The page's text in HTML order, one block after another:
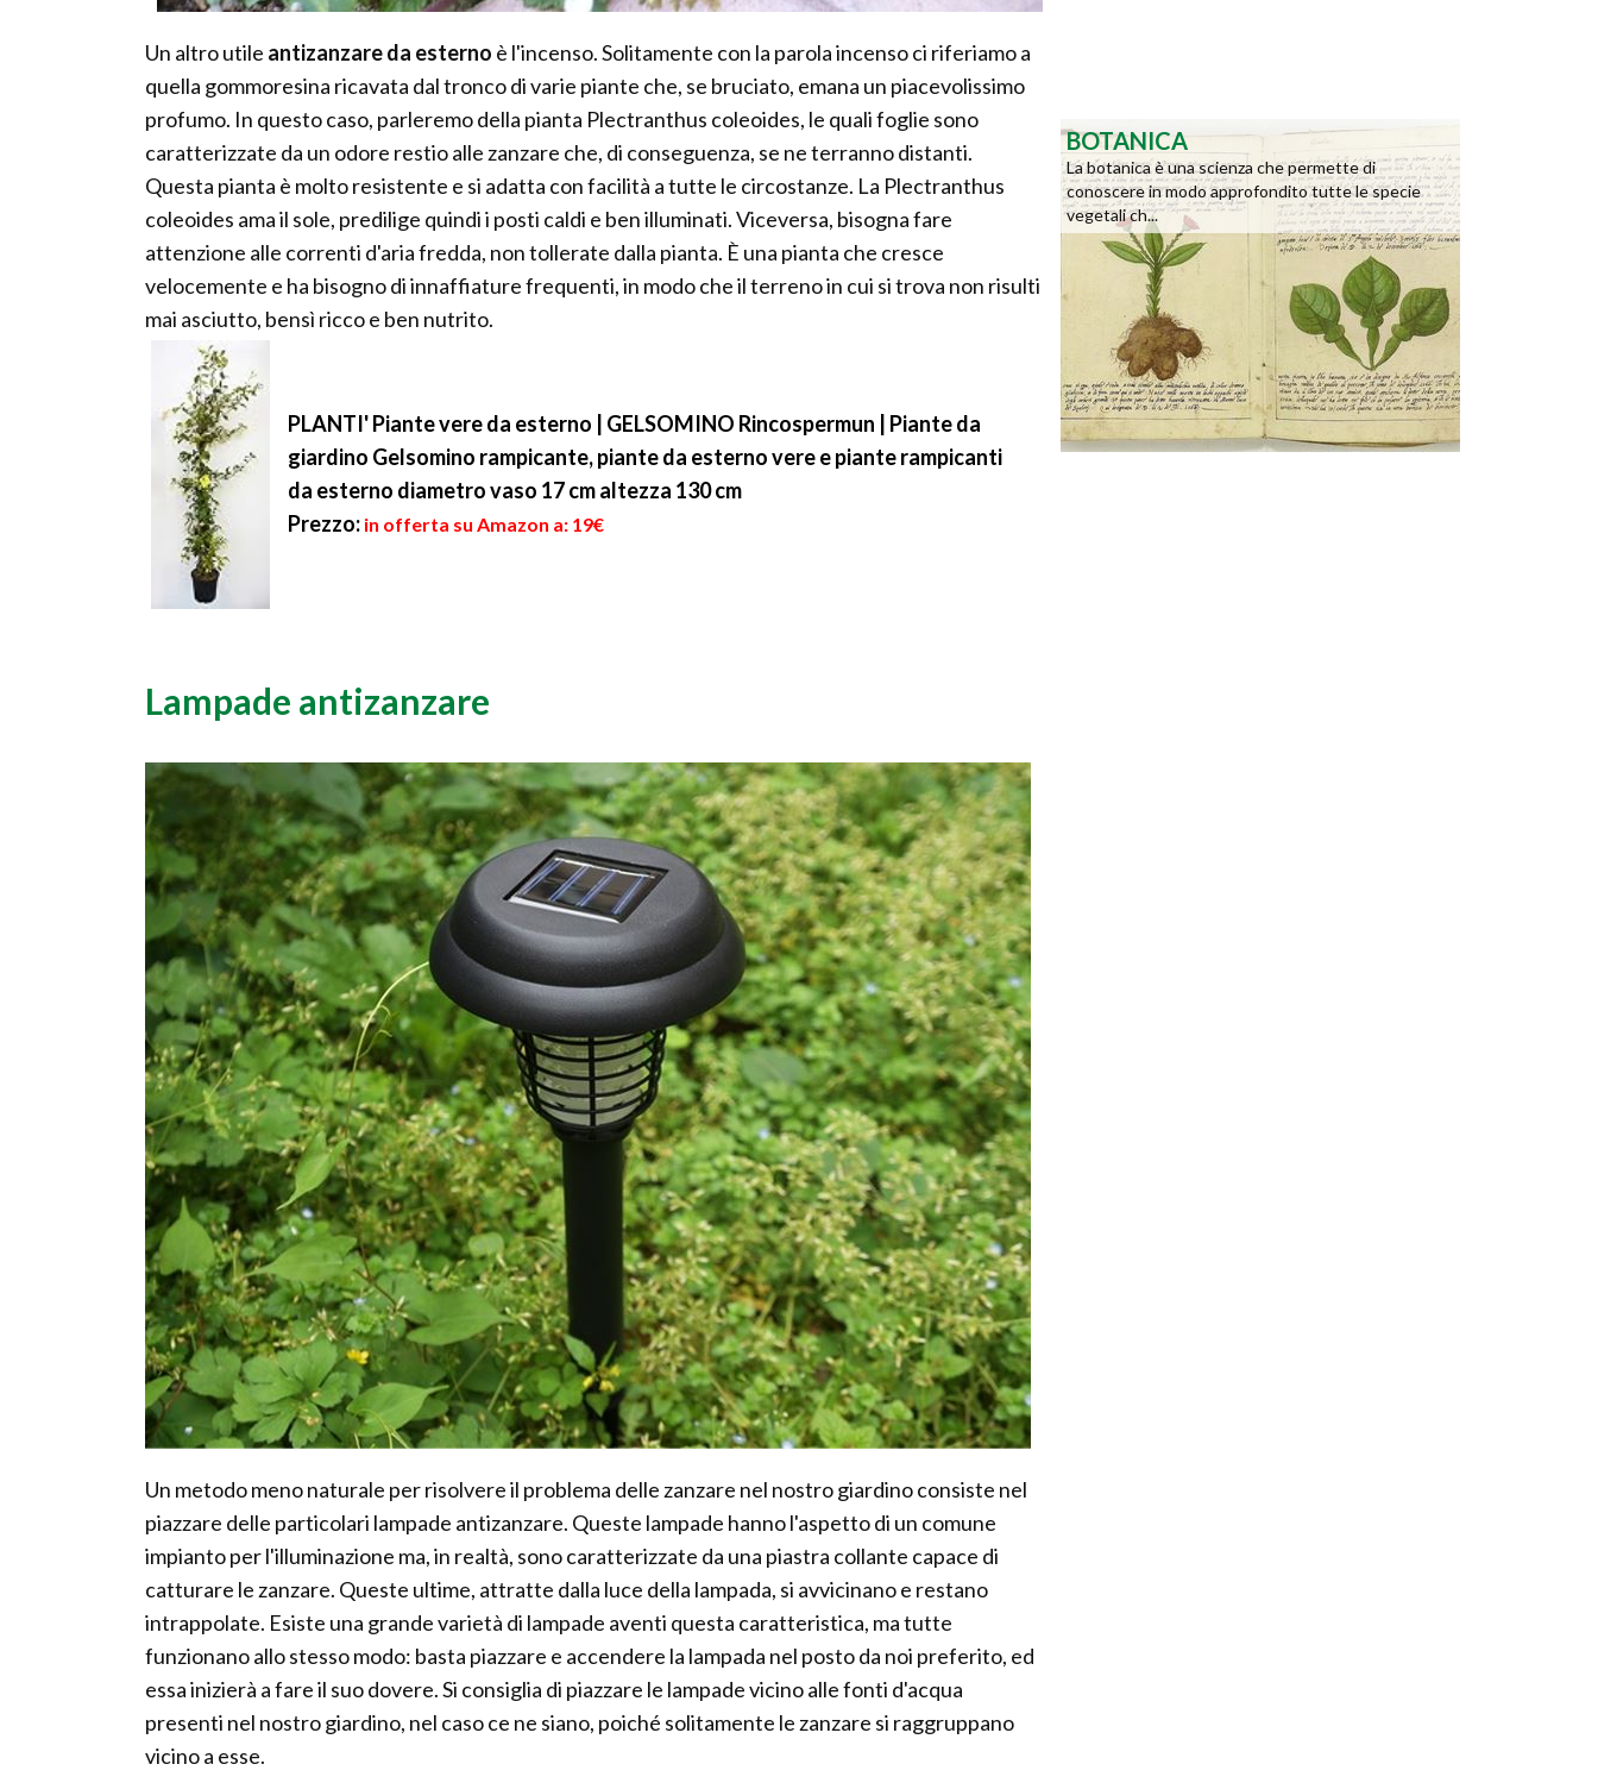
Un altro utile antizanzare da esterno è l'incenso. Solitamente con la parola incenso ci riferiamo a
quella gommoresina ricavata dal tronco di varie piante che, se bruciato, emana un piacevolissimo
profumo. In questo caso, parleremo della pianta Plectranthus coleoides, le quali foglie sono
caratterizzate da un odore restio alle zanzare che, di conseguenza, se ne terranno distanti.
Questa pianta è molto resistente e si adatta con facilità a tutte le circostanze. La Plectranthus
coleoides ama il sole, predilige quindi i posti caldi e ben illuminati. Viceversa, bisogna fare
attenzione alle correnti d'aria fredda, non tollerate dalla pianta. È una pianta che cresce
velocemente e ha bisogno di innaffiature frequenti, in modo che il terreno in cui si trova non risulti
mai asciutto, bensì ricco e ben nutrito.
PLANTI' Piante vere da esterno | GELSOMINO Rincospermun | Piante da
giardino Gelsomino rampicante, piante da esterno vere e piante rampicanti
da esterno diametro vaso 17 cm altezza 130 cm
Prezzo: in offerta su Amazon a: 19€
Lampade antizanzare
Un metodo meno naturale per risolvere il problema delle zanzare nel nostro giardino consiste nel
piazzare delle particolari lampade antizanzare. Queste lampade hanno l'aspetto di un comune
impianto per l'illuminazione ma, in realtà, sono caratterizzate da una piastra collante capace di
catturare le zanzare. Queste ultime, attratte dalla luce della lampada, si avvicinano e restano
intrappolate. Esiste una grande varietà di lampade aventi questa caratteristica, ma tutte
funzionano allo stesso modo: basta piazzare e accendere la lampada nel posto da noi preferito, ed
essa inizierà a fare il suo dovere. Si consiglia di piazzare le lampade vicino alle fonti d'acqua
presenti nel nostro giardino, nel caso ce ne siano, poiché solitamente le zanzare si raggruppano
vicino a esse.
BOTANICA
La botanica è una scienza che permette di
conoscere in modo approfondito tutte le specie
vegetali ch...